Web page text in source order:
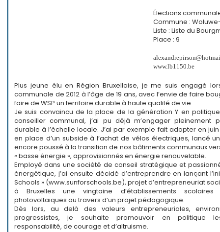
Élections
Commune :
Liste : Liste du
Place : 9
www.lb1150.be
Plus jeune élu en Région Bruxelloise, je me suis engagé
communale de 2012 à l’âge de 19 ans, avec l’envie de faire
faire de WSP un territoire durable à haute qualité de vie.
Je suis convaincu de la place de la génération Y en
conseiller communal, j’ai pu déjà m’engager pleinement
durable à l’échelle locale. J’ai par exemple fait adopter en
en place d’un subside à l’achat de vélos électriques, lancé
encore poussé à la transition de nos bâtiments communaux
« basse énergie », approvisionnés en énergie renouvelable.
Employé dans une société de conseil stratégique et
énergétique, j’ai ensuite décidé d’entreprendre en lançant
Schools » (www.sunforschools.be), projet d’entrepreneuriat
à Bruxelles une vingtaine d’établissements
photovoltaïques au travers d’un projet pédagogique.
Dès lors, au delà des valeurs entrepreneuriales,
progressistes, je souhaite promouvoir en politique
responsabilité, de courage et d’altruisme.